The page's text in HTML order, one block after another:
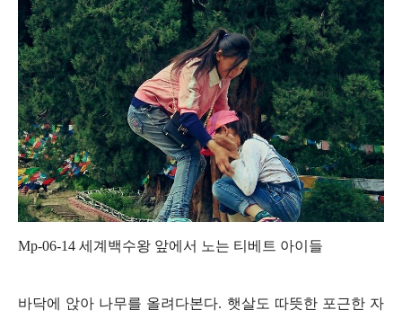
Mp-06-14 세계백수왕 앞에서 노는 티베트 아이들
바닥에 앉아 나무를 올려다본다. 햇살도 따뜻한 포근한 자